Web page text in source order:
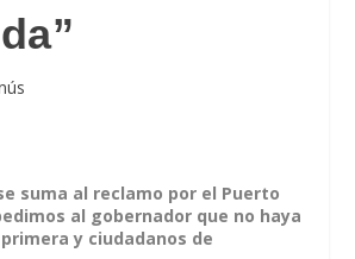
suma al reclamo por el Puerto
al gobernador que no haya
y ciudadanos de